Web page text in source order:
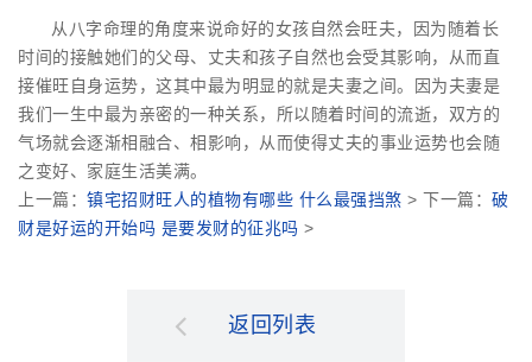
从八字命理的角度来说命好的女孩自然会旺夫，因为随着长
时间的接触她们的父母、丈夫和孩子自然也会受其影响，从而直
接催旺自身运势，这其中最为明显的就是夫妻之间。因为夫妻是
我们一生中最为亲密的一种关系，所以随着时间的流逝，双方的
气场就会逐渐相融合、相影响，从而使得丈夫的事业运势也会随
之变好、家庭生活美满。
上一篇： 镇宅招财旺人的植物有哪些 什么最强挡煞 > 下一篇： 破
财是好运的开始吗 是要发财的征兆吗 >
返回列表